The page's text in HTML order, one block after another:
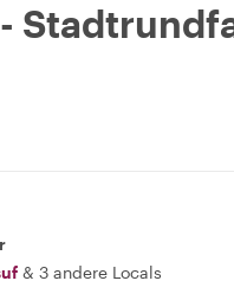
& 3 andere Locals